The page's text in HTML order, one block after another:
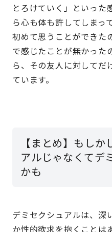
とろけていく」といった
ら心も体も許してしまっ
初めて思うことができた
で感じたことが無かった
ら、その友人に対してだ
ています。
【まとめ】もし
アルじゃなくてデ
かも
デミセクシュアルは、深
か性的欲求を抱くことは